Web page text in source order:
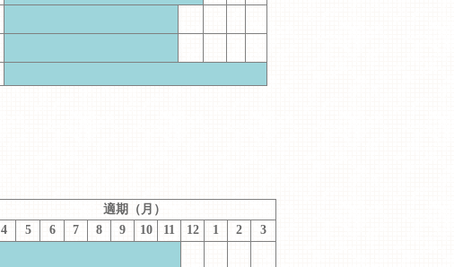
適期（月）
4
5 6 7 8 9 10 11 12 1 2 3